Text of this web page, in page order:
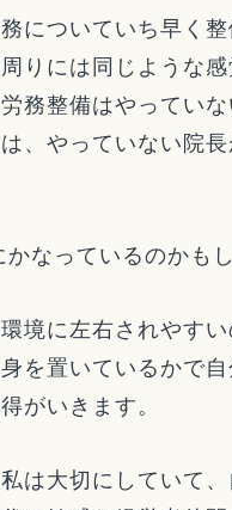
についていち早く
りには同じような
務整備はやってい
、やっていない院
かなっているのかも
境に左右されやす
を置いているかで
がいきます。
は大切にしていて